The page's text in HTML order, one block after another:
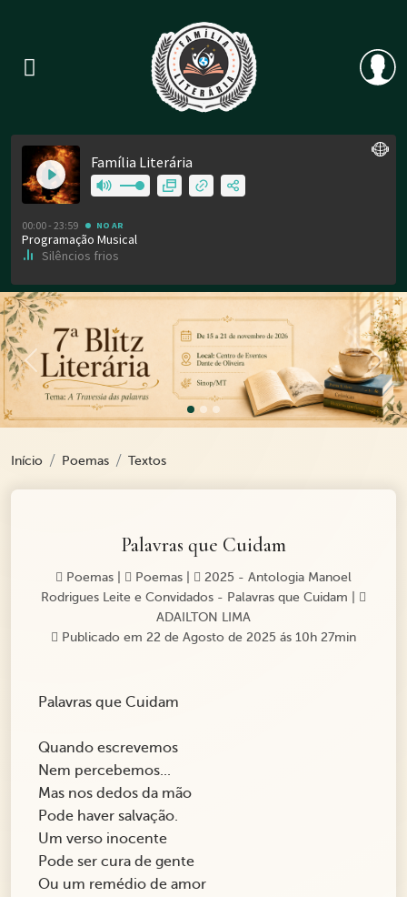
Previous
Início Poemas Textos
Palavras que Cuidam
Poemas Poemas
2025 - Antologia Manoel
Rodrigues Leite e Convidados - Palavras que Cuidam
ADAILTON LIMA
Publicado em 22 de Agosto de 2025 ás 10h 27min
Palavras que Cuidam
Quando escrevemos
Nem percebemos...
Mas nos dedos da mão
Pode haver salvação.
Um verso inocente
Pode ser cura de gente
Ou um remédio de amor